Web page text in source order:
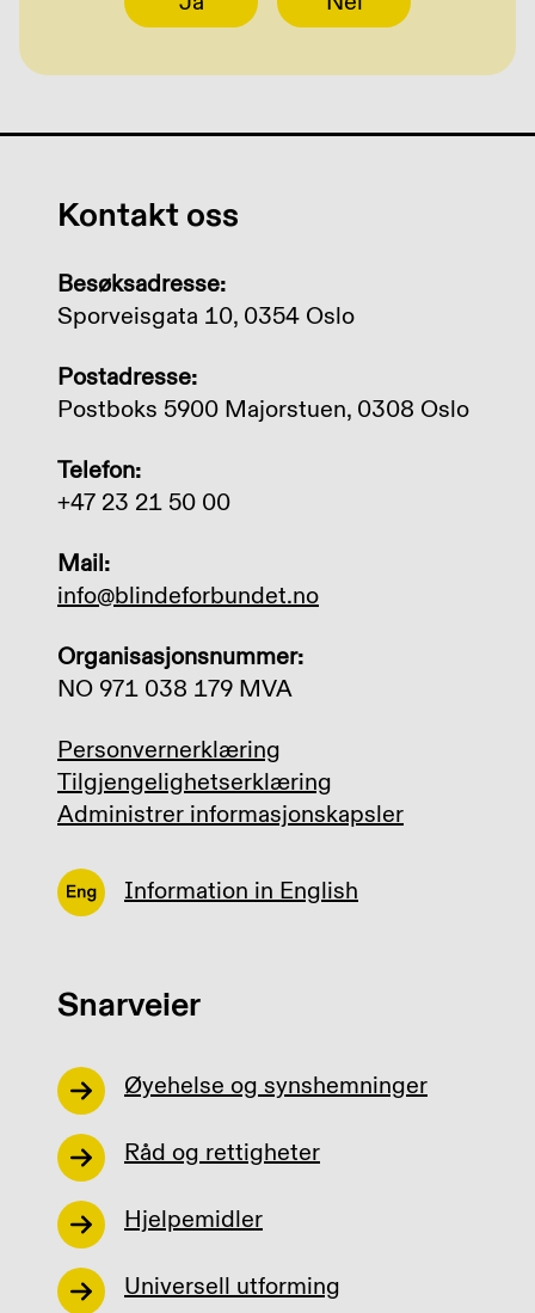
Kontakt oss
Besøksadresse:
Sporveisgata 10, 0354 Oslo
Postadresse:
Postboks 5900 Majorstuen, 0308 Oslo
Telefon:
+47 23 21 50 00
Mail:
info@blindeforbundet.no
Organisasjonsnummer:
NO 971 038 179 MVA
Personvernerklæring
Tilgjengelighetserklæring
Administrer informasjonskapsler
Information in English
Snarveier
Øyehelse og synshemninger
Råd og rettigheter
Hjelpemidler
Universell utforming